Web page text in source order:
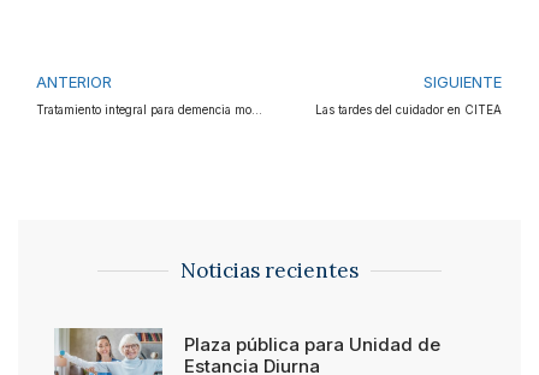
ANTERIOR SIGUIENTE
Las tardes del cuidador en CITEA
Noticias recientes
Plaza pública para Unidad de
Estancia Diurna